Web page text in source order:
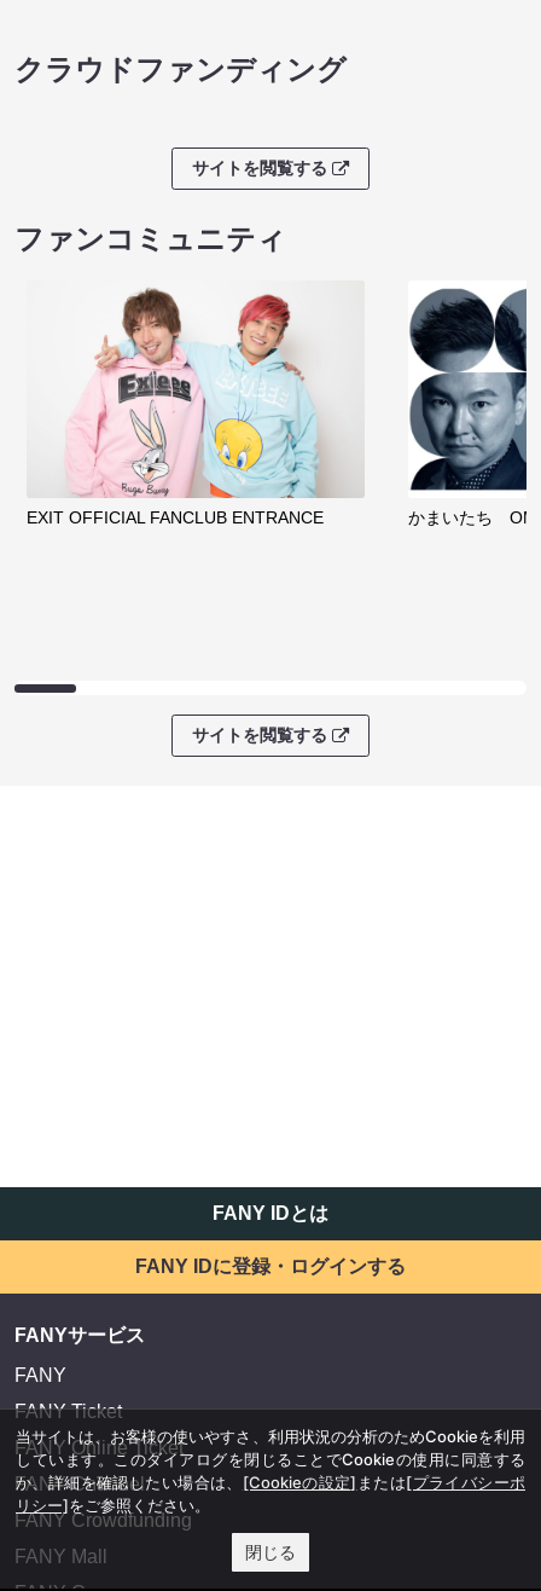
クラウドファンディング
サイトを閲覧する
ファンコミュニティ
EXIT OFFICIAL FANCLUB ENTRANCE かまいたち
サイトを閲覧する
FANY IDとは
FANY IDに登録・ログインする
FANYサービス
FANY
FANY Ticket
FANY Online Ticket
FANY Channel
FANY Crowdfunding
FANY Mall
当サイトは、お客様の使いやすさ、利用状況の分析のためCookieを利用
しています。このダイアログを閉じることでCookieの使用に同意する
か、詳細を確認したい場合は、 [Cookieの設定] または[プライバシーポ
リシー]をご参照ください。
閉じる